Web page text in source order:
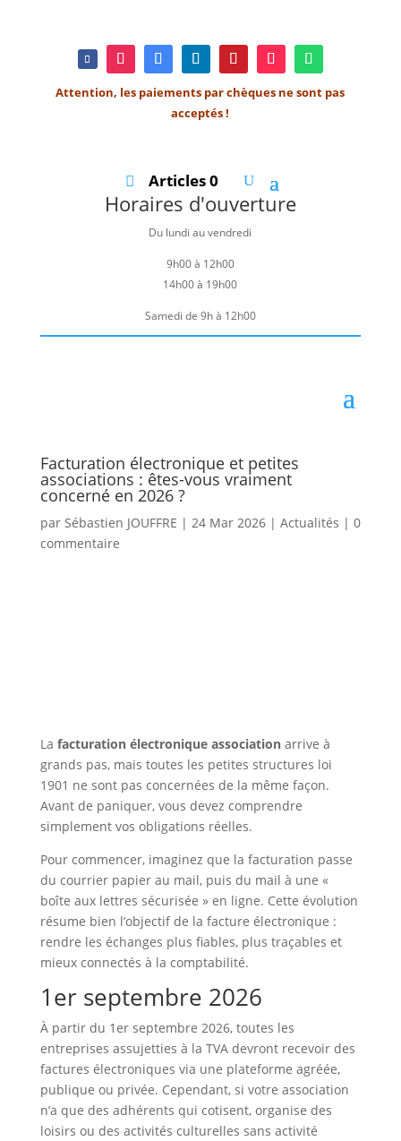
Attention, les paiements par chèques ne sont pas
acceptés !
Articles 0
Horaires d'ouverture
Du lundi au vendredi
9h00 à 12h00
14h00 à 19h00
Samedi de 9h à 12h00
Facturation électronique et petites
associations : êtes-vous vraiment
concerné en 2026 ?
par Sébastien JOUFFRE | 24 Mar 2026| Actualités | 0
commentaire
La facturation électronique associationarrive à
grands pas, mais toutes les petites structures loi
1901 ne sont pas concernées de la même façon.
Avant de paniquer, vous devez comprendre
simplement vos obligations réelles.
Pour commencer, imaginez que la facturation passe
du courrier papier au mail, puis du mail à une «
boîte aux lettres sécurisée » en ligne. Cette évolution
résume bien l’objectif de la facture électronique :
rendre les échanges plus fiables, plus traçables et
mieux connectés à la comptabilité.
1er septembre 2026
À partir du 1er septembre 2026, toutes les
entreprises assujetties à la TVA devront recevoir des
factures électroniques via une plateforme agréée,
publique ou privée. Cependant, si votre association
n’a que des adhérents qui cotisent, organise des
loisirs ou des activités culturelles sans activité